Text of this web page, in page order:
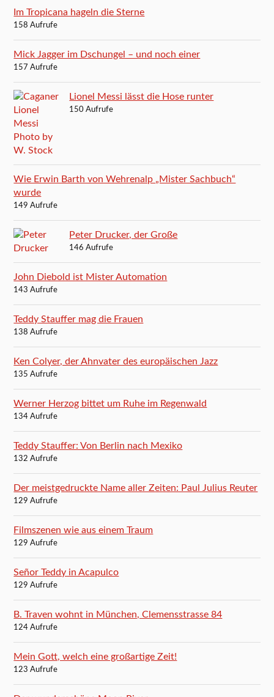
Im Tropicana hageln die Sterne
158 Aufrufe
Mick Jagger im Dschungel – und noch einer
157 Aufrufe
Lionel Messi lässt die Hose runter
150 Aufrufe
Wie Erwin Barth von Wehrenalp „Mister Sachbuch“
wurde
149 Aufrufe
Peter Drucker, der Große
146 Aufrufe
John Diebold ist Mister Automation
143 Aufrufe
Teddy Stauffer mag die Frauen
138 Aufrufe
Ken Colyer, der Ahnvater des europäischen Jazz
135 Aufrufe
Werner Herzog bittet um Ruhe im Regenwald
134 Aufrufe
Teddy Stauffer: Von Berlin nach Mexiko
132 Aufrufe
Der meistgedruckte Name aller Zeiten: Paul Julius Reuter
129 Aufrufe
Filmszenen wie aus einem Traum
129 Aufrufe
Señor Teddy in Acapulco
129 Aufrufe
B. Traven wohnt in München, Clemensstrasse 84
124 Aufrufe
Mein Gott, welch eine großartige Zeit!
123 Aufrufe